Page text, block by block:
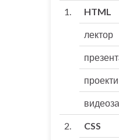
1. HTML
лектор
проекти
2. CSS